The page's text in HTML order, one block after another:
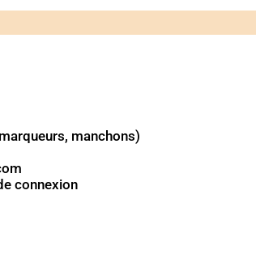
manchons)
connexion